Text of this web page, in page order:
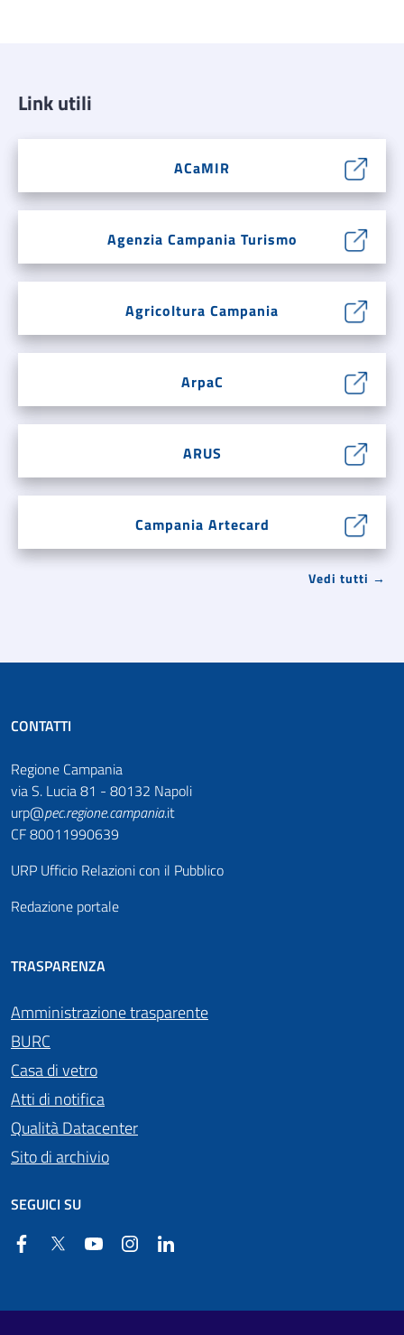
Link utili
ACaMIR
Agenzia Campania Turismo
Agricoltura Campania
ArpaC
ARUS
Campania Artecard
Vedi tutti →
CONTATTI
Regione Campania
via S. Lucia 81 - 80132 Napoli
urp@pec.regione.campania.it
CF 80011990639
URP Ufficio Relazioni con il Pubblico
Redazione portale
TRASPARENZA
Amministrazione trasparente
BURC
Casa di vetro
Atti di notifica
Qualità Datacenter
Sito di archivio
SEGUICI SU
FacebookTwitter YouTube Instagram
Useful links section